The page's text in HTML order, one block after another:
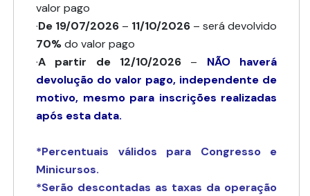
valor pago
·De 19/07/2026 – 11/10/2026 – será devolvido
70%do valor pago
·A partir de 12/10/2026 – NÃO haverá
devolução do valor pago, independente de
motivo, mesmo para inscrições realizadas
após esta data.
*Percentuais válidos para Congresso e
Minicursos.
*Serão descontadas as taxas da operação